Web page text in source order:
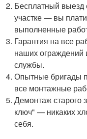
Бесплатный выезд
участке — вы
выполненные
Гарантия на все
наших ограждений
службы.
Опытные бригады
все монтажные
Демонтаж старого
ключ" — никаких
себя.